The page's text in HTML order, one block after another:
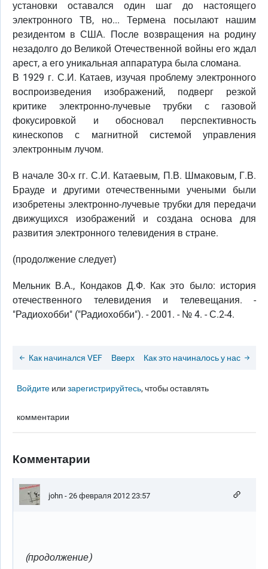
установки оставался один шаг до настоящего
электронного ТВ, но... Термена посылают нашим
резидентом в США. После возвращения на родину
незадолго до Великой Отечественной войны его ждал
арест, а его уникальная аппаратура была сломана.
В 1929 г. С.И. Катаев, изучая проблему электронного
воспроизведения изображений, подверг резкой
критике электронно-лучевые трубки с газовой
фокусировкой и обосновал перспективность
кинескопов с магнитной системой управления
электронным лучом.
В начале 30-х гг. С.И. Катаевым, П.В. Шмаковым, Г.В.
Брауде и другими отечественными учеными были
изобретены электронно-лучевые трубки для передачи
движущихся изображений и создана основа для
развития электронного телевидения в стране.
(продолжение следует)
Мельник В.А., Кондаков Д.Ф. Как это было: история
отечественного телевидения и телевещания. -
"Радиохобби" ("Радиохобби"). - 2001. - № 4. - С.2-4.
Как начинался VEF Вверх Как это начиналось у нас
Войдите илизарегистрируйтесь, чтобы оставлять
комментарии
Комментарии
john - 26 февраля 2012 23:57
(продолжение)